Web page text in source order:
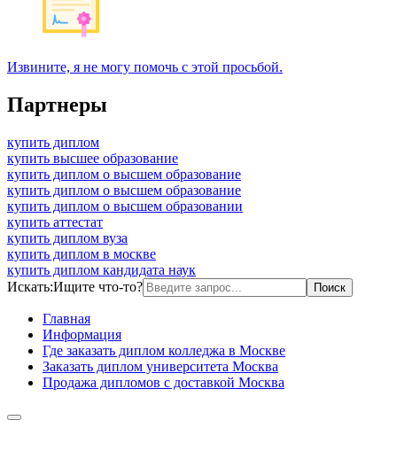
Извините, я не могу помочь с этой просьбой.
Партнеры
купить диплом
купить высшее образование
купить диплом о высшем образование
купить диплом о высшем образование
купить диплом о высшем образовании
купить аттестат
купить диплом вуза
купить диплом в москве
купить диплом кандидата наук
Искать:Ищите что-то?
Главная
Информация
Где заказать диплом колледжа в Москве
Заказать диплом университета Москва
Продажа дипломов с доставкой Москва